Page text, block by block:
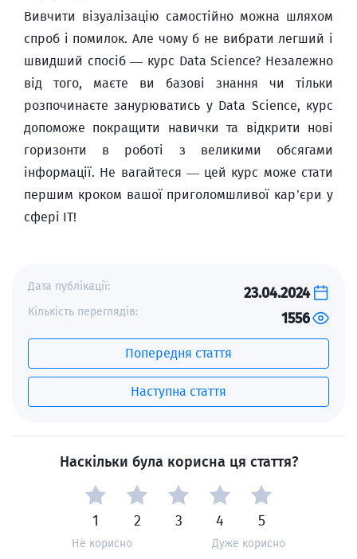
Вивчити візуалізацію самостійно можна шляхом
спроб і помилок. Але чому б не вибрати легший і
швидший спосіб — курс Data Science? Незалежно
від того, маєте ви базові знання чи тільки
розпочинаєте занурюватись у Data Science, курс
допоможе покращити навички та відкрити нові
горизонти в роботі з великими обсягами
інформації. Не вагайтеся — цей курс може стати
першим кроком вашої приголомшливої кар’єри у
сфері ІТ!
Дата публікації: 23.04.2024
Кількість переглядів: 1556
Попередня стаття
Наступна стаття
Наскільки була корисна ця стаття?
1 2 3 4 5
Не корисно Дуже корисно